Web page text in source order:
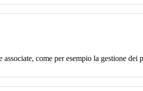
come per esempio la gestione